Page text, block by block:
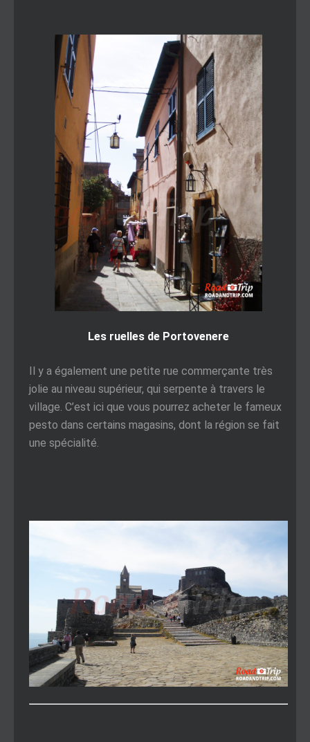
Les ruelles de Portovenere
Il y a également une petite rue commerçante très
jolie au niveau supérieur, qui serpente à travers le
village. C’est ici que vous pourrez acheter le fameux
pesto dans certains magasins, dont la région se fait
une spécialité.